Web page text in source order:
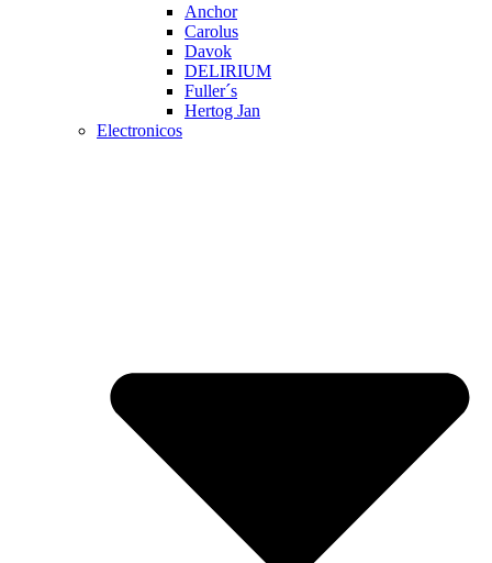
Anchor
Carolus
Davok
DELIRIUM
Fuller´s
Hertog Jan
Electronicos